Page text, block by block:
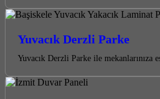
Yuvacık Derzli Parke
Yuvacık Derzli Parke ile